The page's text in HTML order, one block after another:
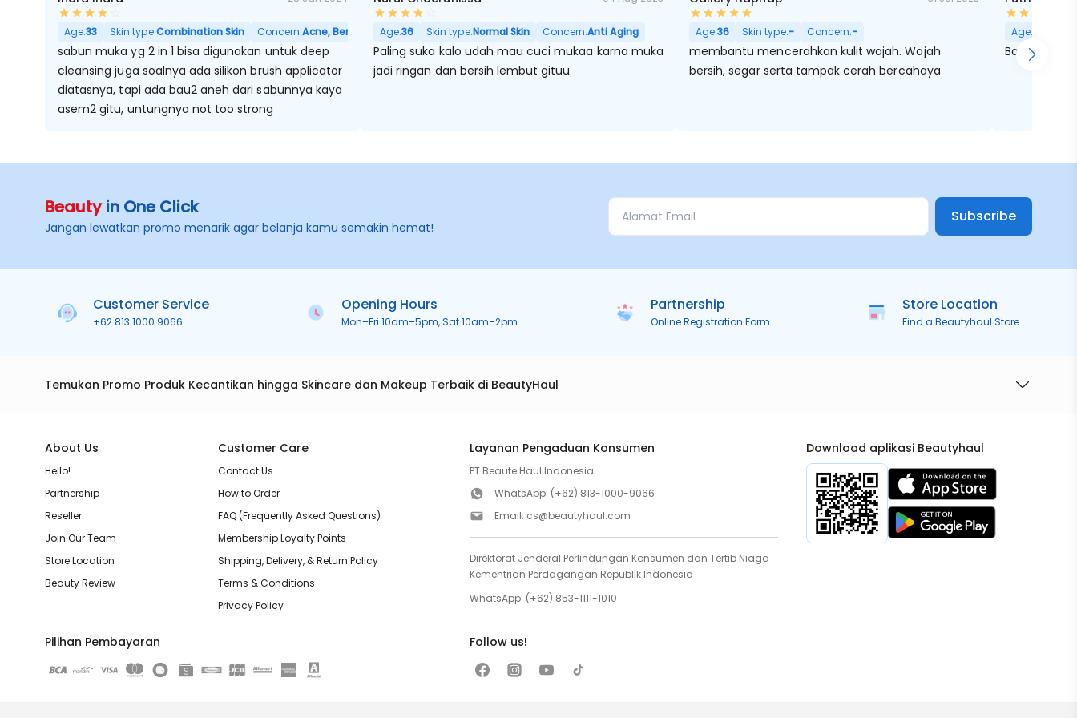
Age:33 Skin type:Combination Skin Concern:Acne, Berminyak, Pori Besar
sabun muka yg 2 in 1 bisa digunakan untuk deep
cleansing juga soalnya ada silikon brush applicator
diatasnya, tapi ada bau2 aneh dari sabunnya kaya
asem2 gitu, untungnya not too strong
Age:36 Skin type:Normal Skin Concern:Anti Aging
Paling suka kalo udah mau cuci mukaa karna muka
jadi ringan dan bersih lembut gituu
Age:36 Skin type:- Concern:-
membantu mencerahkan kulit wajah. Wajah
bersih, segar serta tampak cerah bercahaya
Age:
Baguss nih
Beautyin One Click
Jangan lewatkan promo menarik agar belanja kamu semakin hemat!
Subscribe
Customer Service
+62 813 1000 9066
Opening Hours
Mon–Fri 10am–5pm, Sat 10am–2pm
Partnership
Online Registration Form
Store Location
Find a Beautyhaul Store
Temukan Promo Produk Kecantikan hingga Skincare dan Makeup Terbaik di BeautyHaul
About Us
Hello!
Partnership
Reseller
Join Our Team
Store Location
Beauty Review
Customer Care
Contact Us
How to Order
FAQ (Frequently Asked Questions)
Membership Loyalty Points
Shipping, Delivery, & Return Policy
Terms & Conditions
Privacy Policy
Layanan Pengaduan Konsumen
PT Beaute Haul Indonesia
WhatsApp: (+62) 813-1000-9066
Email: cs@beautyhaul.com
Direktorat Jenderal Perlindungan Konsumen dan Tertib Niaga
Kementrian Perdagangan Republik Indonesia
WhatsApp: (+62) 853-1111-1010
Download aplikasi Beautyhaul
Pilihan Pembayaran Follow us!